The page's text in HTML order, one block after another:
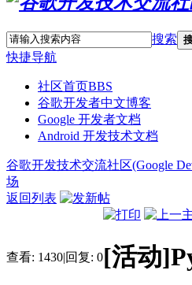
搜索
快捷导航
社区首页BBS
谷歌开发者中文博客
Google 开发者文档
Android 开发技术文档
谷歌开发技术交流社区(Google
场
返回列表
查看: 1430|回复: 0[活动